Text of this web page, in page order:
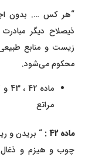
“هر کس …. بدون
ذیصلاح دیگر
زیست و منابع
محکوم می‌شود.
مراتع
ماده 42 : “ بریدن و
چوب و هیزم و ذغال